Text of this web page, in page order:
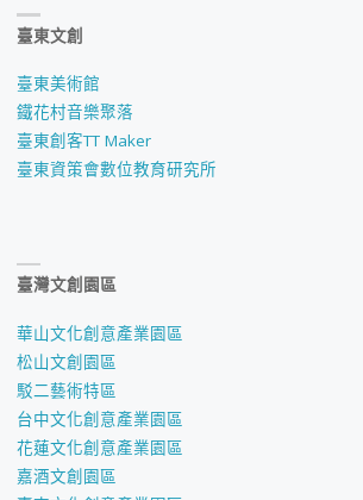
臺東文創
臺東美術館
鐵花村音樂聚落
臺東創客TT Maker
臺東資策會數位教育研究所
臺灣文創園區
華山文化創意產業園區
松山文創園區
駁二藝術特區
台中文化創意產業園區
花蓮文化創意產業園區
嘉酒文創園區